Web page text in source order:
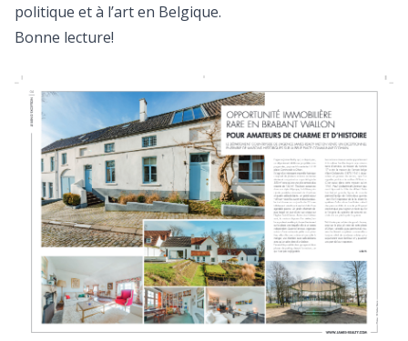
politique et à l’art en Belgique.
Bonne lecture!